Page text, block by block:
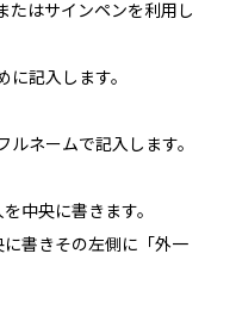
たはサインペンを利用し
記入します。
ネームで記入します。
中央に書きます。
書きその左側に「外一